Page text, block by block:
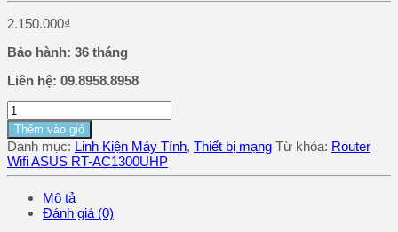
2.150.000₫
Bảo hành: 36 tháng
Liên hệ: 09.8958.8958
Thêm vào giỏ
Danh mục: Linh Kiện Máy Tính, Thiết bị mạng Từ khóa: Router
Wifi ASUS RT-AC1300UHP
Mô tả
Đánh giá (0)